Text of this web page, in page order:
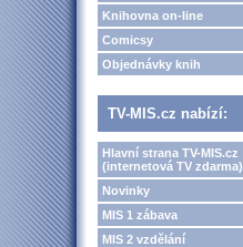
Knihovna on-line
Comicsy
Objednávky knih
TV-MIS.cz nabízí:
Hlavní strana TV-MIS.cz
(internetová TV zdarma)
Novinky
MIS 1 zábava
MIS 2 vzdělání